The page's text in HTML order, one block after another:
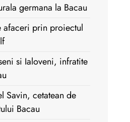
germana la Bacau
afaceri prin proiectul
si Ialoveni, infratite
Savin, cetatean de
Bacau